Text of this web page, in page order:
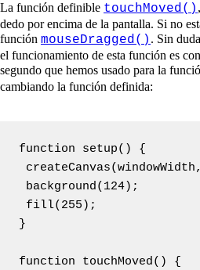
La función definible touchMoved()
dedo por encima de la pantalla. Si no
función mouseDragged() . Sin
el funcionamiento de esta función es
segundo que hemos usado para la
cambiando la función definida:
function setup() {
background(124);
fill(255);
}
function touchMoved() {